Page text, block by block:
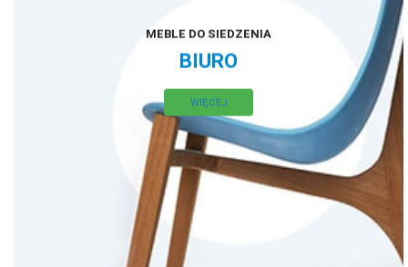
MEBLE DO SIEDZENIA
BIURO
WIĘCEJ